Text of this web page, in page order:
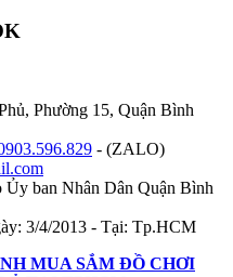
Phường 15, Quận Bình
- (ZALO)
Ủy ban Nhân Dân Quận Bình
3/4/2013 - Tại: Tp.HCM
MUA SẮM ĐỒ CHƠI